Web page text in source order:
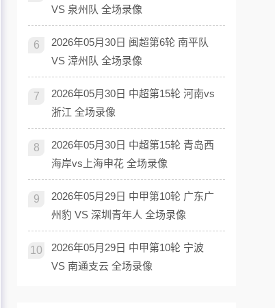
VS 泉州队 全场录像
6
2026年05月30日 闽超第6轮 南平队
VS 漳州队 全场录像
7
2026年05月30日 中超第15轮 河南vs
浙江 全场录像
8
2026年05月30日 中超第15轮 青岛西
海岸vs上海申花 全场录像
9
2026年05月29日 中甲第10轮 广东广
州豹 VS 深圳青年人 全场录像
10
2026年05月29日 中甲第10轮 宁波
VS 南通支云 全场录像